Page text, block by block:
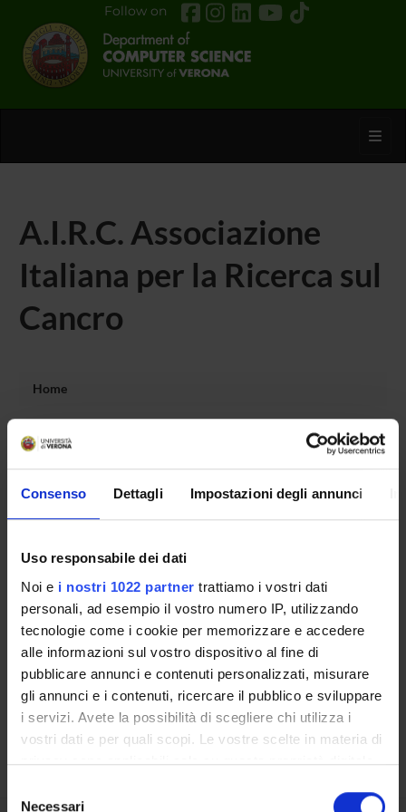
Consenso Dettagli Impostazioni degli annunci
Uso responsabile dei dati
Noi e i nostri 1022 partner trattiamo i vostri dati
personali, ad esempio il vostro numero IP, utilizzando
tecnologie come i cookie per memorizzare e accedere
alle informazioni sul vostro dispositivo al fine di
pubblicare annunci e contenuti personalizzati, misurare
gli annunci e i contenuti, ricercare il pubblico e sviluppare
i servizi. Avete la possibilità di scegliere chi utilizza i
vostri dati e per quali scopi. Le vostre scelte in materia di
privacy sono applicabili solo su questa proprietà digitale
modificare o revocare il proprio consenso in qualsiasi
Necessari
Follow on
A.I.R.C. Associazione
Italiana per la Ricerca sul
Cancro
Home
External Funding Bodies
AddressRoma
Contacts
People
Places
Calendar